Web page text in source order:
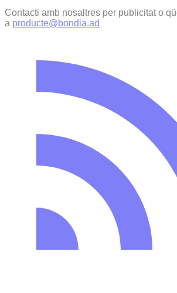
Contacti amb nosaltres per publicitat o
a producte@bondia.ad